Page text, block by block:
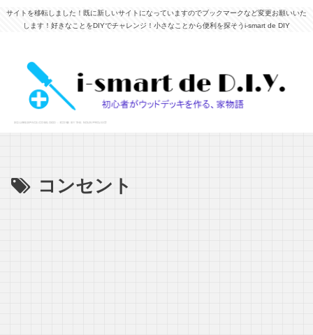
サイトを移転しました！既に新しいサイトになっていますのでブックマークなど変更お願いいた
します！好きなことをDIYでチャレンジ！小さなことから便利を探そうi-smart de DIY
コンセント